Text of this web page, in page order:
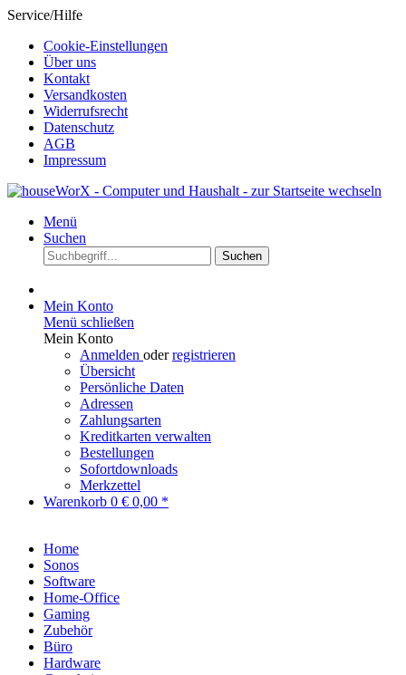
Service/Hilfe
Cookie-Einstellungen
Über uns
Kontakt
Versandkosten
Widerrufsrecht
Datenschutz
AGB
Impressum
Menü
Suchen
Suchen
Mein Konto
Menü schließen
Mein Konto
Anmelden oderregistrieren
Übersicht
Persönliche Daten
Adressen
Zahlungsarten
Kreditkarten verwalten
Bestellungen
Sofortdownloads
Merkzettel
Warenkorb 0 € 0,00 *
Home
Sonos
Software
Home-Office
Gaming
Zubehör
Büro
Hardware